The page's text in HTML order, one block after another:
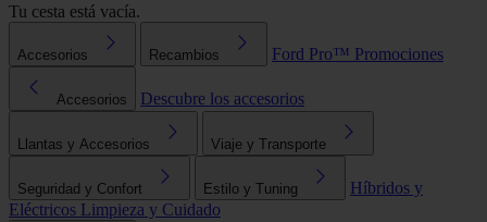
Tu cesta está vacía.
Accesorios Recambios Ford Pro™ Promociones
Accesorios Descubre los accesorios
Llantas y Accesorios Viaje y Transporte
Seguridad y Confort Estilo y Tuning
Híbridos y
Eléctricos Limpieza y Cuidado